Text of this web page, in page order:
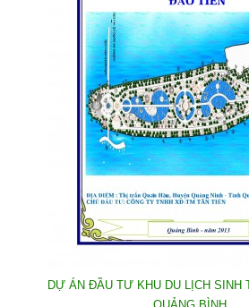
DỰ ÁN ĐẦU TƯ KHU DU LỊCH SINH